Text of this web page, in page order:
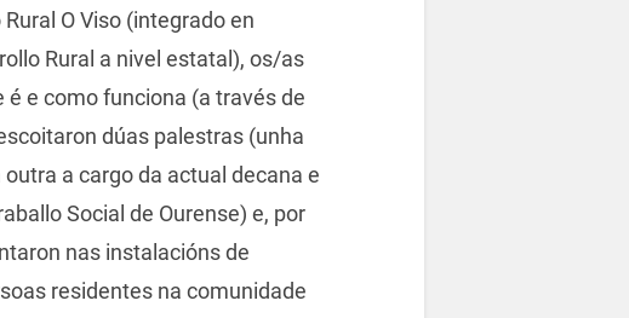
O Viso (integrado en
Rural a nivel estatal), os/as
e como funciona (a través de
dúas palestras (unha
a cargo da actual decana e
Social de Ourense) e, por
nas instalacións de
residentes na comunidade